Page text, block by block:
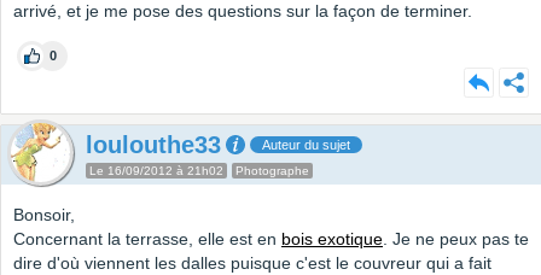
arrivé, et je me pose des questions sur la façon de terminer.
0
loulouthe33 Auteur du sujet
Le 16/09/2012 à 21h02 Photographe
Bonsoir,
Concernant la terrasse, elle est en bois exotique. Je ne peux pas te
dire d'où viennent les dalles puisque c'est le couvreur qui a fait